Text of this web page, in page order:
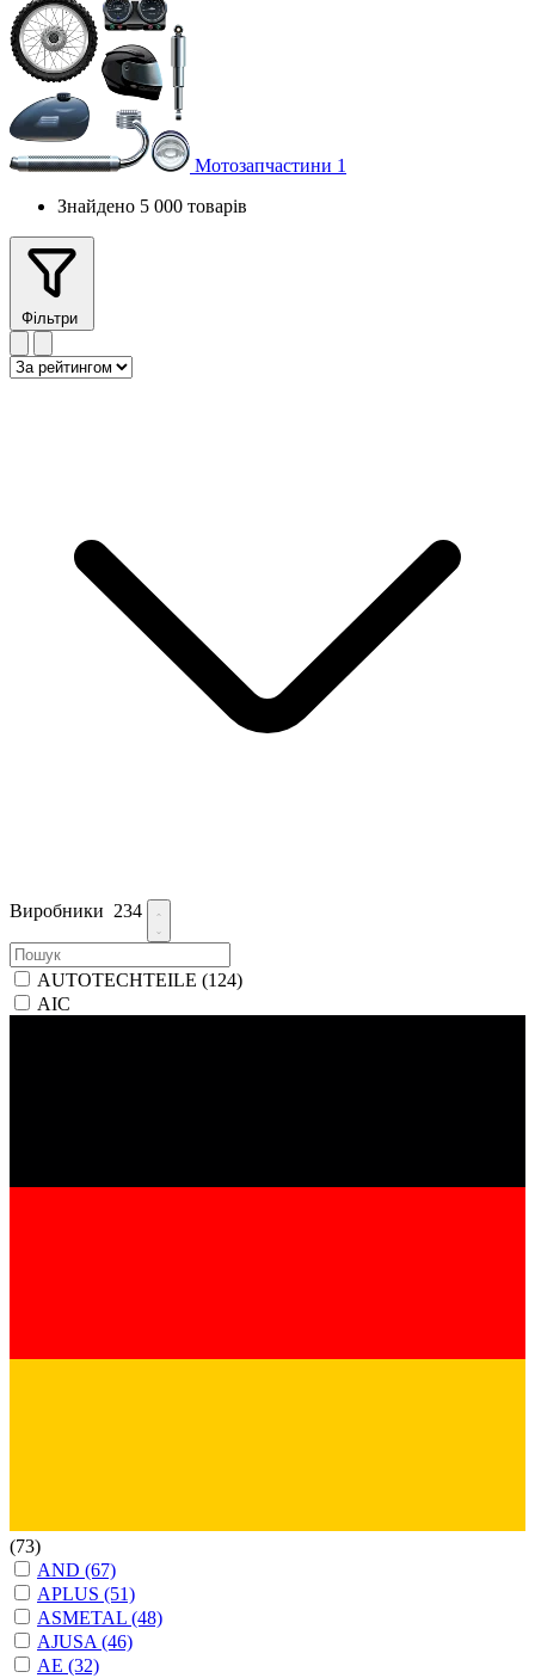
Мотозапчастини 1
Знайдено 5 000 товарів
Фільтри
Виробники 234
AUTOTECHTEILE (124)
AIC
(73)
AND (67)
APLUS (51)
ASMETAL (48)
AJUSA(46)
AE (32)